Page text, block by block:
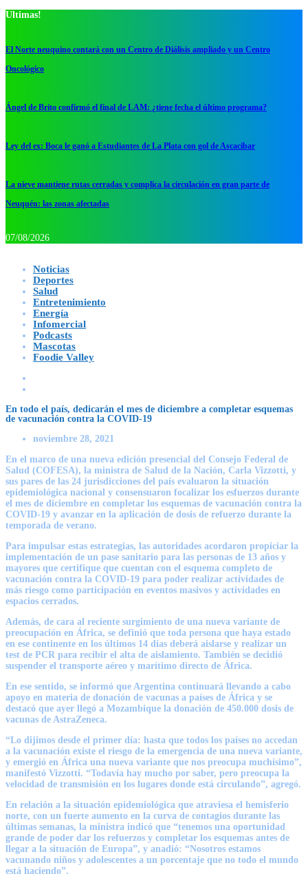
Ultimas!
El Norte neuquino contará con un Centro de Diálisis ampliado y un Centro
Oncológico
Ángel de Brito confirmó el final de LAM: ¿tiene fecha el último programa?
Ley del ex: Boca le ganó a Estudiantes de La Plata con gol de Ascacibar
La nieve mantiene rutas cerradas y complica la circulación en gran parte de
Neuquén: las zonas afectadas
07/08/2026
Noticias
Deportes
Salud
Entretenimiento
Energía
Infomercial
Podcasts
Mascotas
Foodie Valley
En todo el país, dedicarán el mes de diciembre a completar esquemas
de vacunación contra la COVID-19
noviembre 28, 2021
En el marco de una nueva edición presencial del Consejo Federal de
Salud (COFESA), la ministra de Salud de la Nación, Carla Vizzotti, y
sus pares de las 24 jurisdicciones del país evaluaron la situación
epidemiológica nacional y consensuaron focalizar los esfuerzos durante
el mes de diciembre en completar los esquemas de vacunación contra la
COVID-19 y avanzar en la aplicación de dosis de refuerzo durante la
temporada de verano.
Para impulsar estas estrategias, las autoridades acordaron propiciar la
implementación de un pase sanitario para las personas de 13 años y
mayores que certifique que cuentan con el esquema completo de
vacunación contra la COVID-19 para poder realizar actividades de
más riesgo como participación en eventos masivos y actividades en
espacios cerrados.
Además, de cara al reciente surgimiento de una nueva variante de
preocupación en África, se definió que toda persona que haya estado
en ese continente en los últimos 14 días deberá aislarse y realizar un
test de PCR para recibir el alta de aislamiento. También se decidió
suspender el transporte aéreo y marítimo directo de África.
En ese sentido, se informó que Argentina continuará llevando a cabo
apoyo en materia de donación de vacunas a países de África y se
destacó que ayer llegó a Mozambique la donación de 450.000 dosis de
vacunas de AstraZeneca.
“Lo dijimos desde el primer día: hasta que todos los países no accedan
a la vacunación existe el riesgo de la emergencia de una nueva variante,
y emergió en África una nueva variante que nos preocupa muchísimo”,
manifestó Vizzotti. “Todavía hay mucho por saber, pero preocupa la
velocidad de transmisión en los lugares donde está circulando”, agregó.
En relación a la situación epidemiológica que atraviesa el hemisferio
norte, con un fuerte aumento en la curva de contagios durante las
últimas semanas, la ministra indicó que “tenemos una oportunidad
grande de poder dar los refuerzos y completar los esquemas antes de
llegar a la situación de Europa”, y anadió: “Nosotros estamos
vacunando niños y adolescentes a un porcentaje que no todo el mundo
está haciendo”.